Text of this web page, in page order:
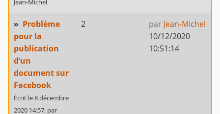
Jean-Michel
» Problème
pour la
publication
d’un
document sur
Facebook
Écrit le 8 décembre
2020 14:57, par
2 par Jean-Michel
10/12/2020
10:51:14